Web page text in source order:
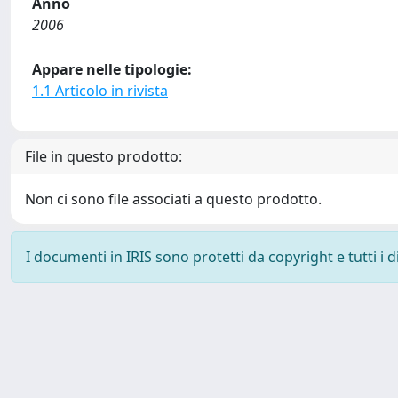
2006
Appare nelle tipologie:
1.1 Articolo in rivista
File in questo prodotto:
Non ci sono file associati a questo prodotto.
I documenti in IRIS sono protetti da copyright e tutti i